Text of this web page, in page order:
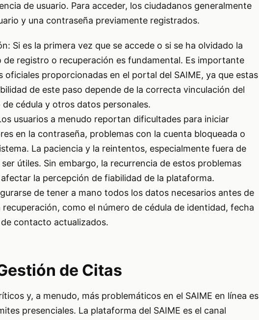
de usuario. Para acceder, los ciudadanos generalmente
y una contraseña previamente registrados.
Si es la primera vez que se accede o si se ha olvidado la
de registro o recuperación es fundamental. Es importante
oficiales proporcionadas en el portal del SAIME, ya que estas
de este paso depende de la correcta vinculación del
cédula y otros datos personales.
usuarios a menudo reportan dificultades para iniciar
en la contraseña, problemas con la cuenta bloqueada o
La paciencia y la reintentos, especialmente fuera de
útiles. Sin embargo, la recurrencia de estos problemas
la percepción de fiabilidad de la plataforma.
de tener a mano todos los datos necesarios antes de
como el número de cédula de identidad, fecha
contacto actualizados.
de Citas
y, a menudo, más problemáticos en el SAIME en línea es
presenciales. La plataforma del SAIME es el canal